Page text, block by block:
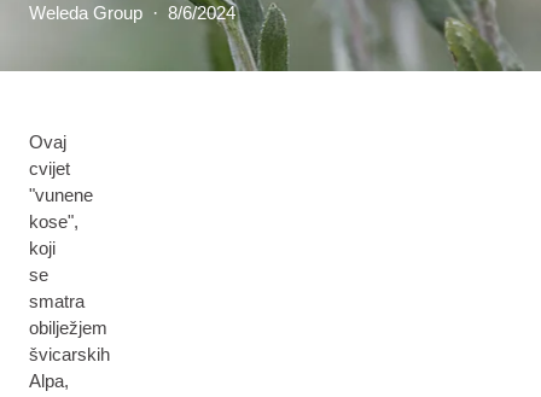
Weleda Group · 8/6/2024
Ovaj
cvijet
"vunene
kose",
koji
se
smatra
obilježjem
švicarskih
Alpa,